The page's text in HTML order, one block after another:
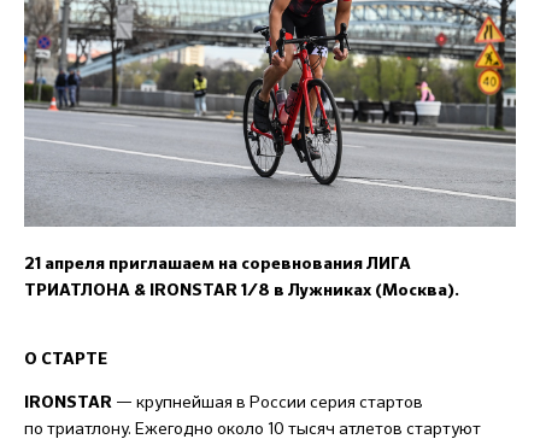
21 апреля приглашаем на соревнования ЛИГА
ТРИАТЛОНА & IRONSTAR 1/8 в Лужниках (Москва).
О СТАРТЕ
IRONSTAR — крупнейшая в России серия стартов
по триатлону. Ежегодно около 10 тысяч атлетов стартуют